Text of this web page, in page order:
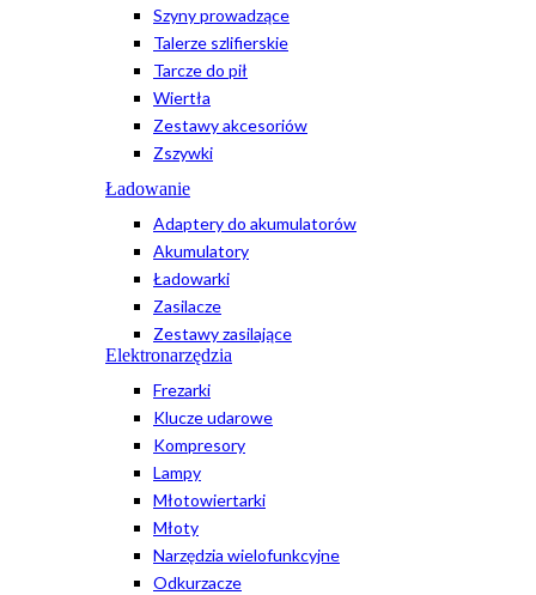
Szyny prowadzące
Talerze szlifierskie
Tarcze do pił
Wiertła
Zestawy akcesoriów
Zszywki
Ładowanie
Adaptery do akumulatorów
Akumulatory
Ładowarki
Zasilacze
Zestawy zasilające
Elektronarzędzia
Frezarki
Klucze udarowe
Kompresory
Lampy
Młotowiertarki
Młoty
Narzędzia wielofunkcyjne
Odkurzacze